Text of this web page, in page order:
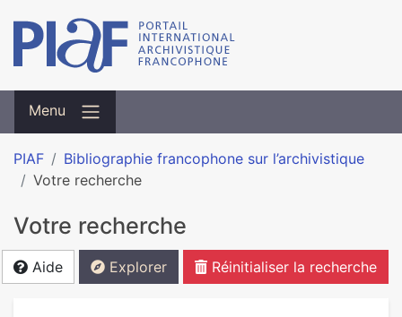
Menu
PIAF
Bibliographie francophone sur l’archivistique
Votre recherche
Votre recherche
Aide Explorer Réinitialiser la recherche